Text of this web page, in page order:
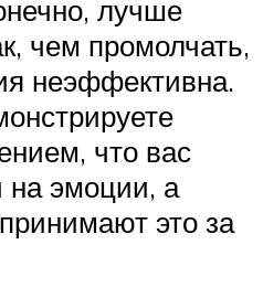
лучше
чем промолчать,
неэффективна.
что вас
на эмоции, а
это за